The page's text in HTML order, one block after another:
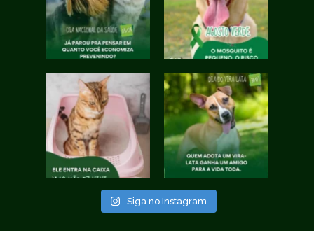
Siga no Instagram